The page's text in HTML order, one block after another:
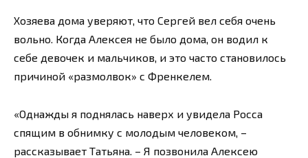
Хозяева дома уверяют, что Сергей вел себя очень
вольно. Когда Алексея не было дома, он водил к
себе девочек и мальчиков, и это часто становилось
причиной «размолвок» с Френкелем.
«Однажды я поднялась наверх и увидела Росса
спящим в обнимку с молодым человеком, –
рассказывает Татьяна. – Я позвонила Алексею